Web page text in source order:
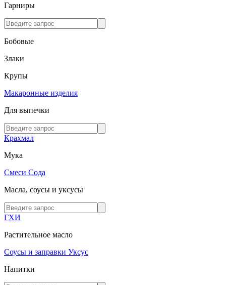
Гарниры
Бобовые
Злаки
Крупы
Макаронные изделия
Для выпечки
Крахмал
Мука
Смеси Сода
Масла, соусы и уксусы
ГХИ
Растительное масло
Соусы и заправки Уксус
Напитки